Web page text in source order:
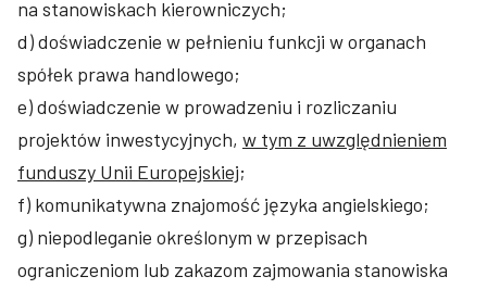
na stanowiskach kierowniczych;
d) doświadczenie w pełnieniu funkcji w organach
spółek prawa handlowego;
e) doświadczenie w prowadzeniu i rozliczaniu
projektów inwestycyjnych, w tym z uwzględnieniem
funduszy Unii Europejskiej;
f) komunikatywna znajomość języka angielskiego;
g) niepodleganie określonym w przepisach
ograniczeniom lub zakazom zajmowania stanowiska